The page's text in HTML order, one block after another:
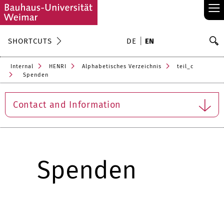
≡
SHORTCUTS DE EN
Internal HENRI Alphabetisches Verzeichnis
teil_c
Spenden
Contact and Information
Spenden